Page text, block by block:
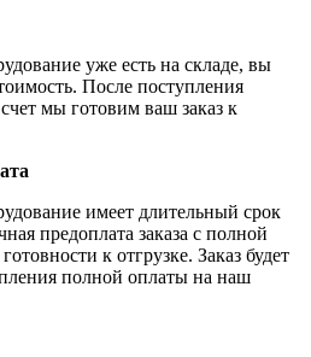
уже есть на складе, вы
После поступления
мы готовим ваш заказ к
имеет длительный срок
предоплата заказа с полной
к отгрузке. Заказ будет
полной оплаты на наш